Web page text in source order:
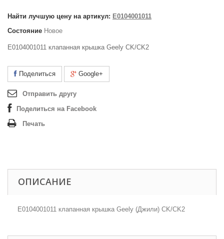
Найти лучшую цену на артикул: E0104001011
Состояние Новое
E0104001011 клапанная крышка Geely CK/CK2
Поделиться Google+
Отправить другу
Поделиться на Facebook
Печать
ОПИСАНИЕ
E0104001011 клапанная крышка Geely (Джили) CK/CK2